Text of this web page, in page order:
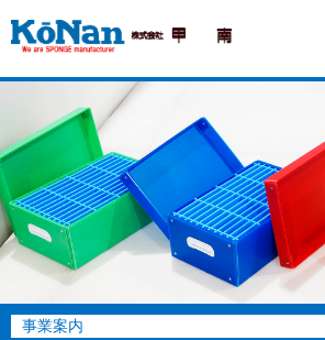
事業案内